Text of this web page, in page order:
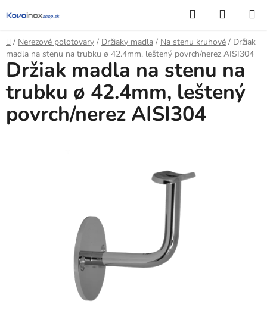
na
obsah
Hľadať
KOŠÍK
Domov
/ Nerezové polotovary / Držiaky madla / Na stenu kruhové / Držiak
madla na stenu na trubku ø 42.4mm, leštený povrch/nerez AISI304
Držiak madla na stenu na
trubku ø 42.4mm, leštený
povrch/nerez AISI304